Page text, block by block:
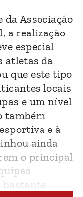
da Associação
a realização
especial
atletas da
que este tipo
locais
e um nível
também
e à
ainda
o principal
bastante